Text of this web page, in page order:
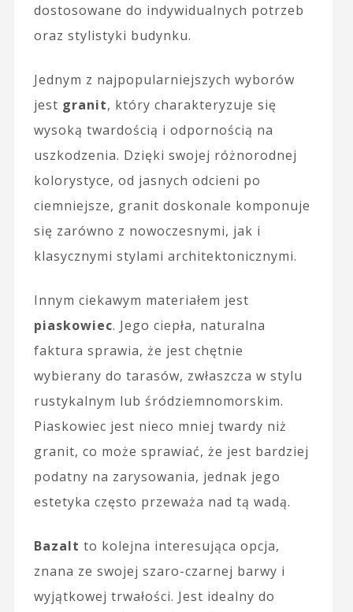
dostosowane do indywidualnych potrzeb
oraz stylistyki budynku.
Jednym z najpopularniejszych wyborów
jest granit, który charakteryzuje się
wysoką twardością i odpornością na
uszkodzenia. Dzięki swojej różnorodnej
kolorystyce, od jasnych odcieni po
ciemniejsze, granit doskonale komponuje
się zarówno z nowoczesnymi, jak i
klasycznymi stylami architektonicznymi.
Innym ciekawym materiałem jest
piaskowiec. Jego ciepła, naturalna
faktura sprawia, że jest chętnie
wybierany do tarasów, zwłaszcza w stylu
rustykalnym lub śródziemnomorskim.
Piaskowiec jest nieco mniej twardy niż
granit, co może sprawiać, że jest bardziej
podatny na zarysowania, jednak jego
estetyka często przeważa nad tą wadą.
Bazalt to kolejna interesująca opcja,
znana ze swojej szaro-czarnej barwy i
wyjątkowej trwałości. Jest idealny do